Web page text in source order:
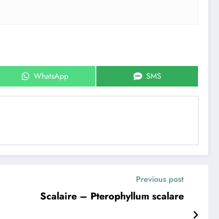
Share
WhatsApp Share
SMS
Previous post
Scalaire – Pterophyllum scalare